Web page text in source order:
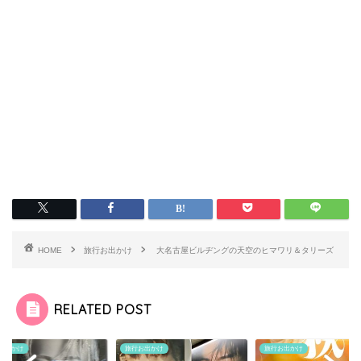
HOME 旅行お出かけ 大名古屋ビルヂングの天空のヒマワリ＆タリーズ
RELATED POST
出かけ 旅行お出かけ 旅行お出かけ